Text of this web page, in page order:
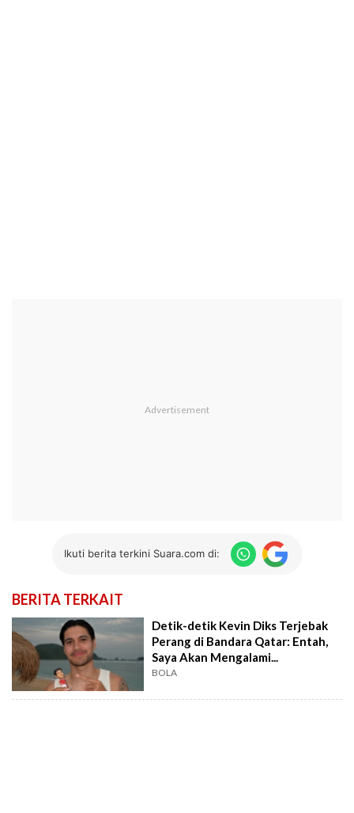
Ikuti berita terkini Suara.com di:
BERITA TERKAIT
Detik-detik Kevin Diks Terjebak
Perang di Bandara Qatar: Entah,
Saya Akan Mengalami...
BOLA